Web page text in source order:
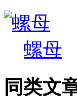
螺母
同类文